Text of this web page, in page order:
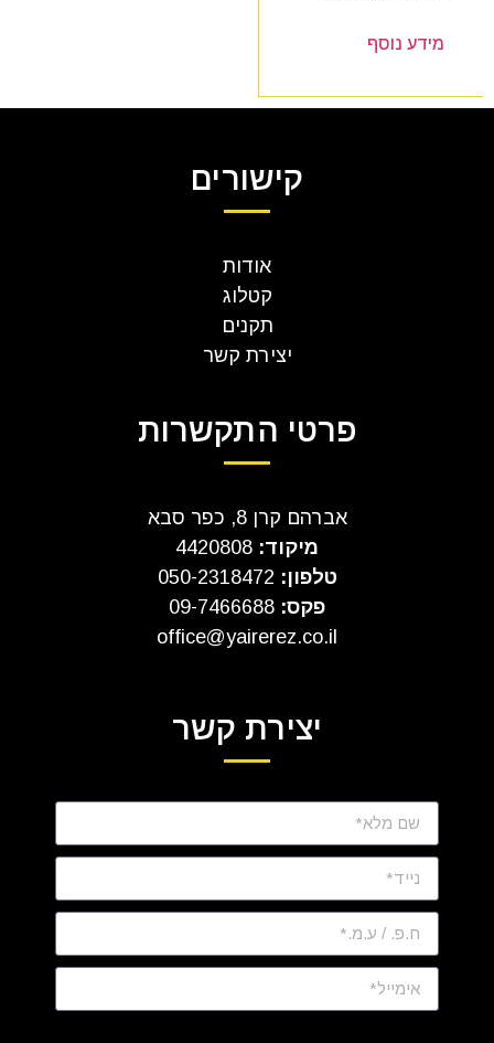
מידע נוסף
קישורים
אודות
קטלוג
תקנים
יצירת קשר
פרטי התקשרות
אברהם קרן 8, כפר סבא
מיקוד:
טלפון:
פקס: 09-7466688
office@yairerez.co.il
יצירת קשר